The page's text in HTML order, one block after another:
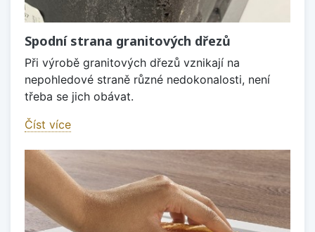
Spodní strana granitových dřezů
Při výrobě granitových dřezů vznikají na
nepohledové straně různé nedokonalosti, není
třeba se jich obávat.
Číst více